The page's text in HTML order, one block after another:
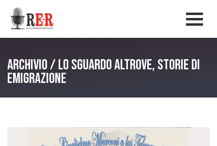
Salta al contenuto principale
Archivio / Lo sguardo altrove, storie di
emigrazione